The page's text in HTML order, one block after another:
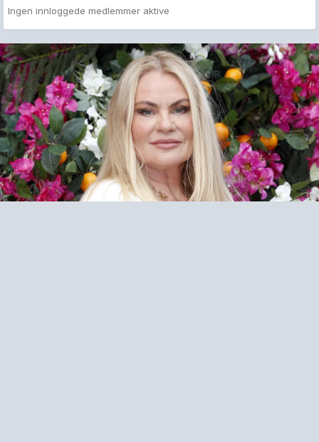
Ingen innloggede medlemmer aktive